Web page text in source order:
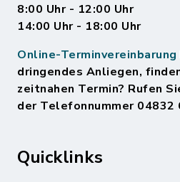
8:00 Uhr - 12:00 Uhr
14:00 Uhr - 18:00 Uhr
Online-Terminvereinbarung
dringendes Anliegen,
zeitnahen Termin? Rufen
der Telefonnummer 04832
Quicklinks